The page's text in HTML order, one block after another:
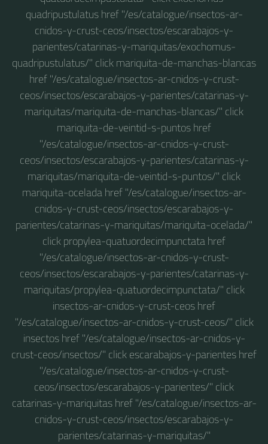
quadripustulatus href "/es/catalogue/insectos-ar-
cnidos-y-crust-ceos/insectos/escarabajos-y-
parientes/catarinas-y-mariquitas/exochomus-
quadripustulatus/" click mariquita-de-manchas-blancas
href "/es/catalogue/insectos-ar-cnidos-y-crust-
ceos/insectos/escarabajos-y-parientes/catarinas-y-
mariquitas/mariquita-de-manchas-blancas/" click
mariquita-de-veintid-s-puntos href
"/es/catalogue/insectos-ar-cnidos-y-crust-
ceos/insectos/escarabajos-y-parientes/catarinas-y-
mariquitas/mariquita-de-veintid-s-puntos/" click
mariquita-ocelada href "/es/catalogue/insectos-ar-
cnidos-y-crust-ceos/insectos/escarabajos-y-
parientes/catarinas-y-mariquitas/mariquita-ocelada/"
click propylea-quatuordecimpunctata href
"/es/catalogue/insectos-ar-cnidos-y-crust-
ceos/insectos/escarabajos-y-parientes/catarinas-y-
mariquitas/propylea-quatuordecimpunctata/" click
insectos-ar-cnidos-y-crust-ceos href
"/es/catalogue/insectos-ar-cnidos-y-crust-ceos/" click
insectos href "/es/catalogue/insectos-ar-cnidos-y-
crust-ceos/insectos/" click escarabajos-y-parientes href
"/es/catalogue/insectos-ar-cnidos-y-crust-
ceos/insectos/escarabajos-y-parientes/" click
catarinas-y-mariquitas href "/es/catalogue/insectos-ar-
cnidos-y-crust-ceos/insectos/escarabajos-y-
parientes/catarinas-y-mariquitas/"